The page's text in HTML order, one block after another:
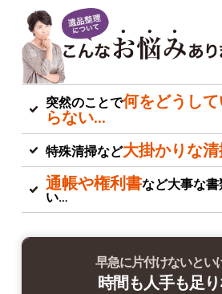
突然のことで何をどうし
らない…
特殊清掃など大掛かりな
通帳や権利書など大事な
い…
早急に片付けないとい
時間も人手も足